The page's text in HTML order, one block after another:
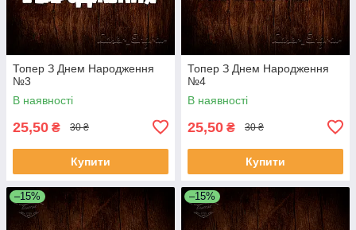
Топер З Днем Народження
№3
В наявності
25,50 ₴ 30 ₴
Купити
Топер З Днем Народження
№4
В наявності
25,50 ₴ 30 ₴
Купити
–15% –15%